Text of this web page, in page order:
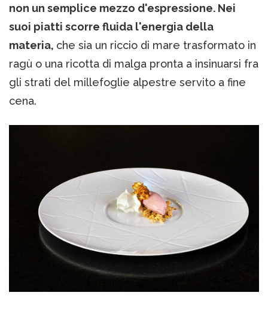
non un semplice mezzo d'espressione. Nei
suoi piatti scorre fluida l'energia della
materia, che sia un riccio di mare trasformato in
ragù o una ricotta di malga pronta a insinuarsi fra
gli strati del millefoglie alpestre servito a fine
cena.